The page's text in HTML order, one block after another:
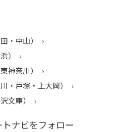
・中山）
）
神奈川）
・戸塚・上大岡）
文庫）
ナビをフォロー